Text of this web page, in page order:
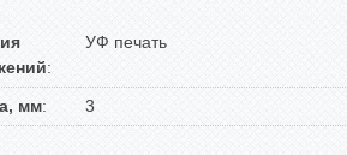
:
УФ печать
мм: 3